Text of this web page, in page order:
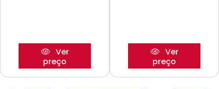
Ver
preço
Ver
preço